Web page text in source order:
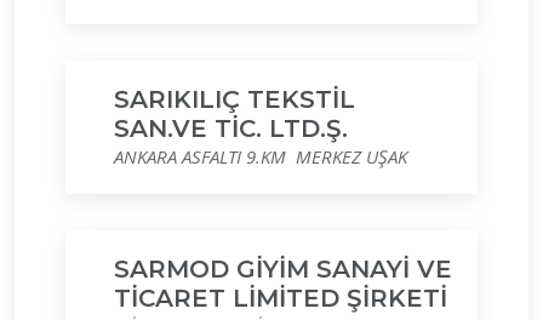
SARIKILIÇ TEKSTİL
SAN.VE TİC. LTD.Ş.
ANKARA ASFALTI 9.KM MERKEZ UŞAK
SARMOD GİYİM SANAYİ VE
TİCARET LİMİTED ŞİRKETİ